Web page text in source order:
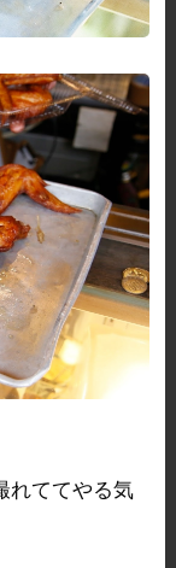
れててやる気